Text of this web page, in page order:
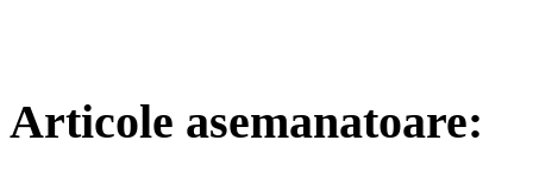
Articole asemanatoare: